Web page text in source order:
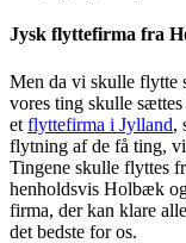
Jysk flyttefirma fra
Men da vi skulle flytte
vores ting skulle
et flyttefirma i Jylland,
flytning af de få ting,
Tingene skulle flyttes
henholdsvis Holbæk
firma, der kan klare
det bedste for os.